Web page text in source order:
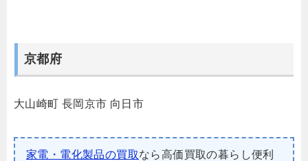
京都府
大山崎町 長岡京市 向日市
家電・電化製品の買取なら高価買取の暮らし便利